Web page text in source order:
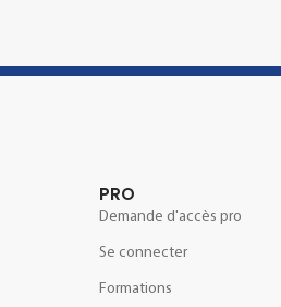
PRO
Demande d'accès pro
Se connecter
Formations